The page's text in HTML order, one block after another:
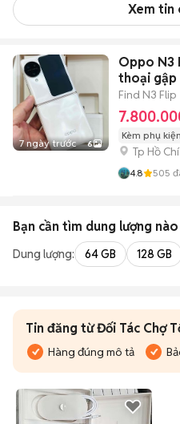
Xem tin
7 ngày trước 6
Oppo N3
thoại gập
Find N3 Flip
Kèm phụ kiện
Tp Hồ
4.8 505
Bạn cần tìm dung lượng
Dung lượng: 64 GB 128 GB
Tin đăng từ Đối Tác Chợ
Hàng đúng mô tả